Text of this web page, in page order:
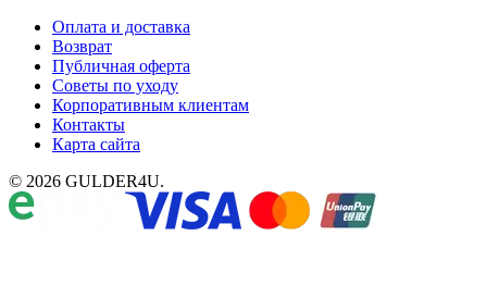
Оплата и доставка
Возврат
Публичная оферта
Советы по уходу
Корпоративным клиентам
Контакты
Карта сайта
© 2026 GULDER4U.